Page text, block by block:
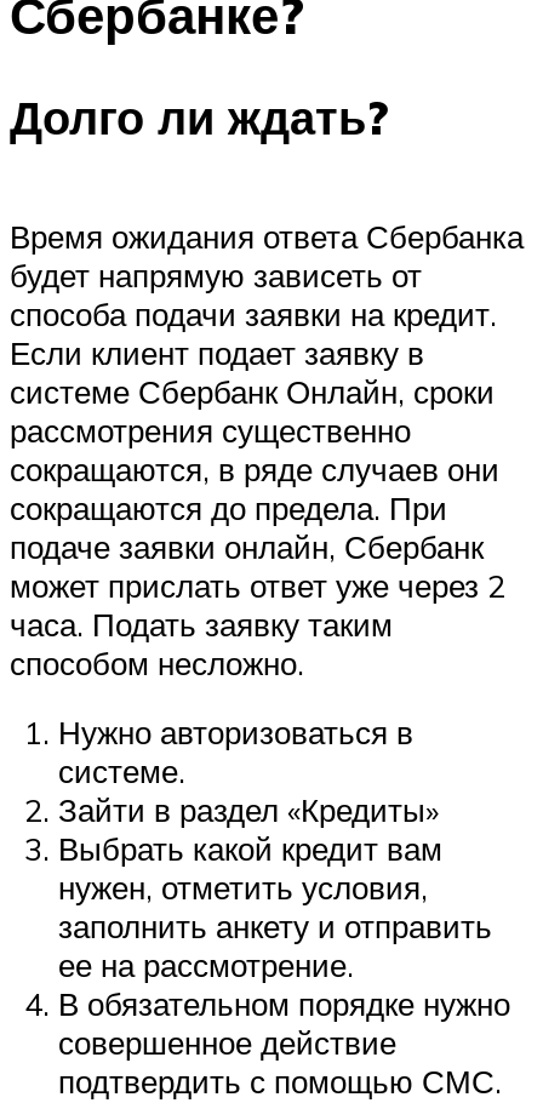
Сбербанке?
Долго ли ждать?
Время ожидания ответа Сбербанка
будет напрямую зависеть от
способа подачи заявки на кредит.
Если клиент подает заявку в
системе Сбербанк Онлайн, сроки
рассмотрения существенно
сокращаются, в ряде случаев они
сокращаются до предела. При
подаче заявки онлайн, Сбербанк
может прислать ответ уже через 2
часа. Подать заявку таким
способом несложно.
Нужно авторизоваться в
системе.
Зайти в раздел «Кредиты»
Выбрать какой кредит вам
нужен, отметить условия,
заполнить анкету и отправить
ее на рассмотрение.
В обязательном порядке нужно
совершенное действие
подтвердить с помощью СМС.